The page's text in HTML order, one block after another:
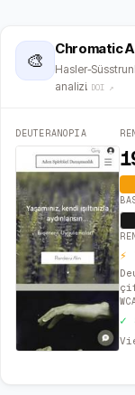
🎨
Chromatic
Hasler-
analizi. DOI ↗
DEUTERANOPIA
✓